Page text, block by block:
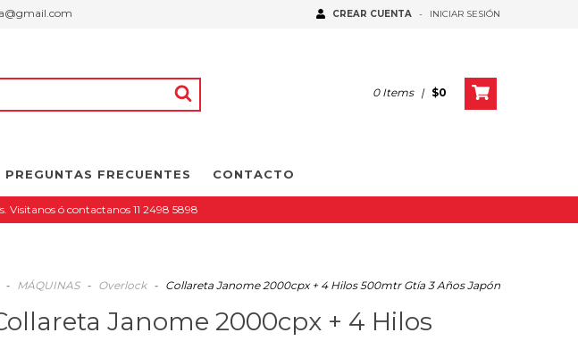
CREAR CUENTA - INICIAR SESIÓN
0 Items | $0
PREGUNTAS FRECUENTES CONTACTO
Visitanos ó contactanos 11 2498 5898
- MÁQUINAS - Overlock - Collareta Janome 2000cpx + 4 Hilos 500mtr Gtía 3 Años Japón
Janome 2000cpx + 4 Hilos